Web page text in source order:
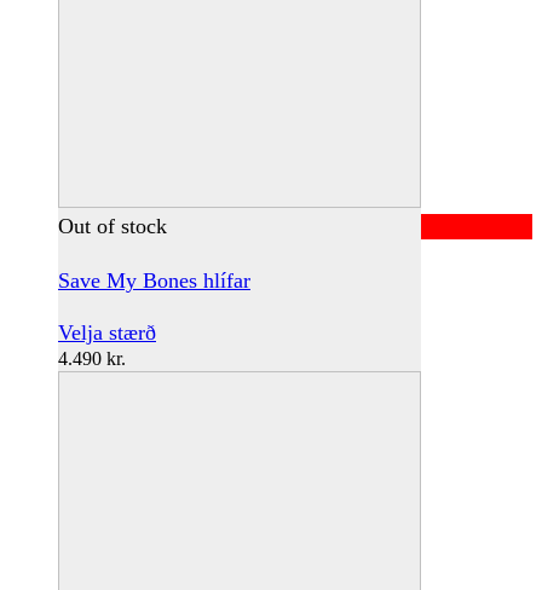
Out of stock
Save My Bones hlífar
Velja stærðThis
4.490 kr.